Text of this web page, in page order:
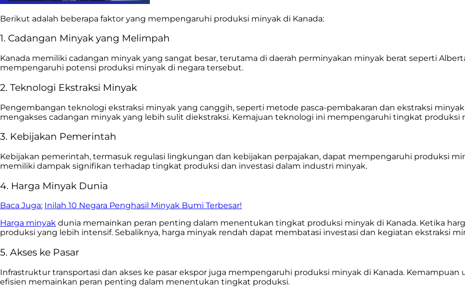
Berikut adalah beberapa faktor yang mempengaruhi produksi minyak di Kanada:
1. Cadangan Minyak yang Melimpah
Kanada memiliki cadangan minyak yang sangat besar, terutama di daerah perminyakan minyak berat seperti
mempengaruhi potensi produksi minyak di negara tersebut.
2. Teknologi Ekstraksi Minyak
Pengembangan teknologi ekstraksi minyak yang canggih, seperti metode pasca-pembakaran dan ekstraksi
mengakses cadangan minyak yang lebih sulit diekstraksi. Kemajuan teknologi ini mempengaruhi tingkat produksi
3. Kebijakan Pemerintah
Kebijakan pemerintah, termasuk regulasi lingkungan dan kebijakan perpajakan, dapat mempengaruhi produksi
memiliki dampak signifikan terhadap tingkat produksi dan investasi dalam industri minyak.
4. Harga Minyak Dunia
Baca Juga: Inilah 10 Negara Penghasil Minyak Bumi Terbesar!
Harga minyak dunia memainkan peran penting dalam menentukan tingkat produksi minyak di Kanada. Ketika
produksi yang lebih intensif. Sebaliknya, harga minyak rendah dapat membatasi investasi dan kegiatan ekstraksi
5. Akses ke Pasar
Infrastruktur transportasi dan akses ke pasar ekspor juga mempengaruhi produksi minyak di Kanada.
efisien memainkan peran penting dalam menentukan tingkat produksi.